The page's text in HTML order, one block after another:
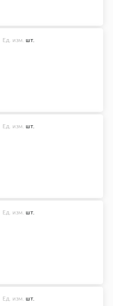
Ед. изм. шт.
Ед. изм. шт.
Ед. изм. шт.
Ед. изм. шт.